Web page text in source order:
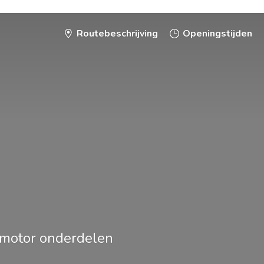
Routebeschrijving Openingstijden
onderdelen